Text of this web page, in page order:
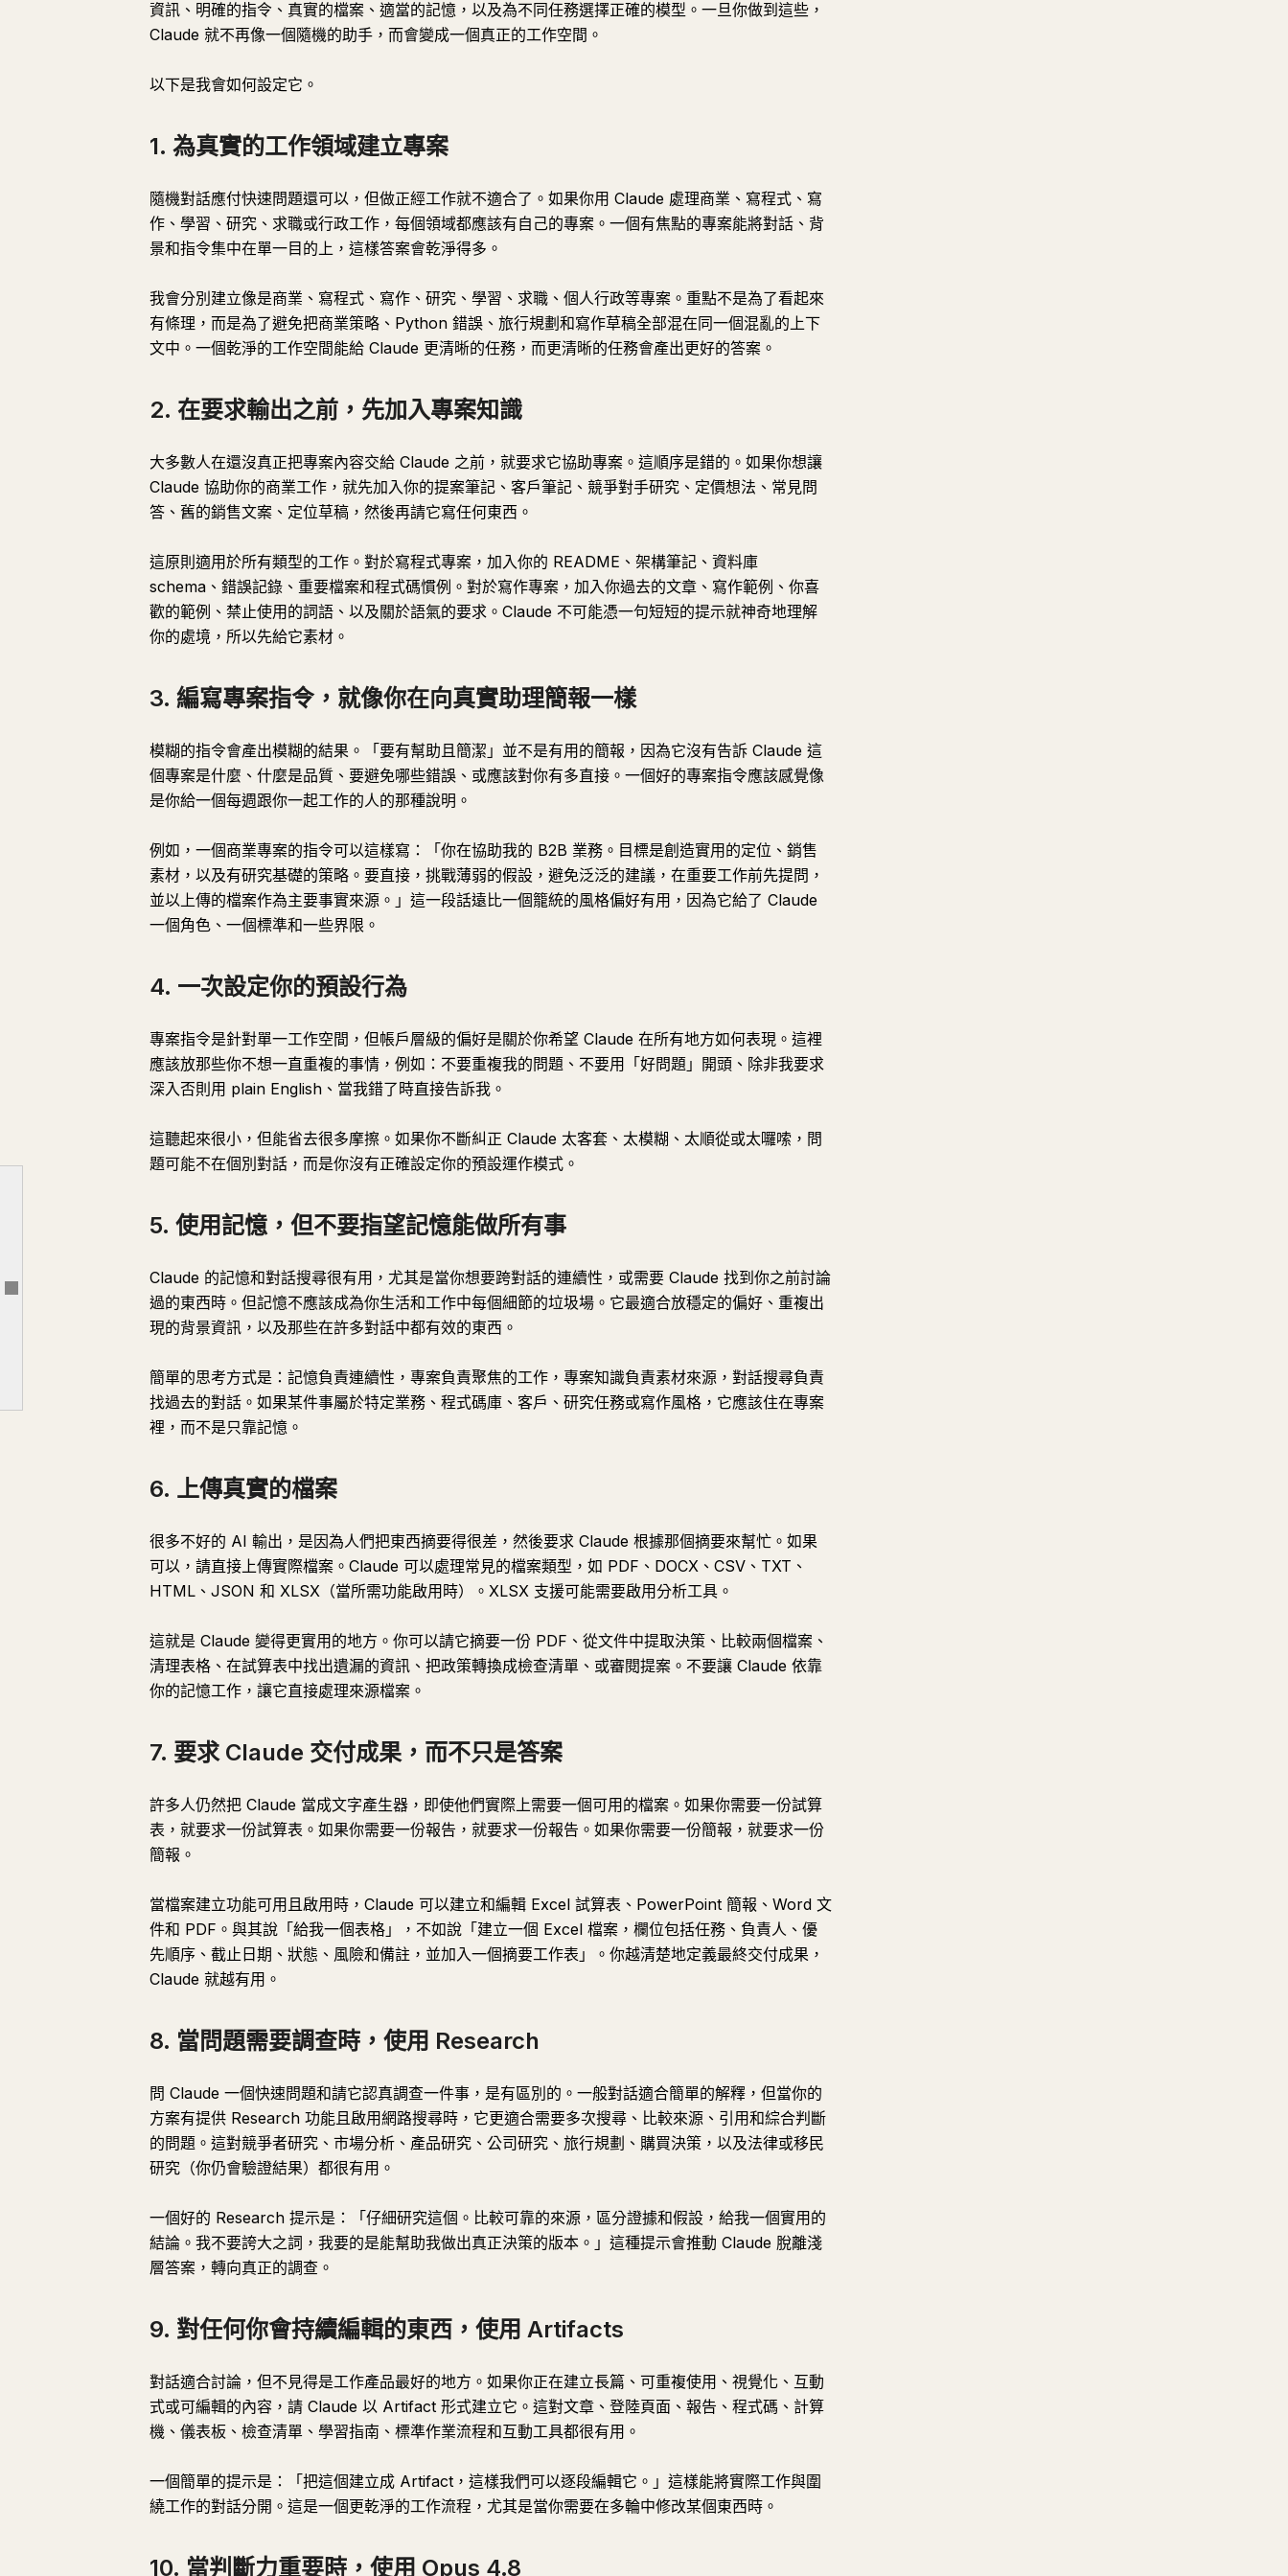
文章大綱
1. 為真實的工作領域建立專案
2. 在要求輸出之前，先加入專案知識
4. 一次設定你的預設行為
5. 使用記憶，但不要指望記憶能做所有事
7. 要求 Claude 交付成果，而不只是答案
8. 當問題需要調查時，使用 Research
9. 對任何你會持續編輯的東西，使用 Artifacts
10. 當判斷力重要時，使用 Opus 4.8
12. 使用 Claude Code 進行真正的開發工作
13. 對重複性工作使用技能
15. 強迫 Claude 區分事實、假設和意見
17. 在重要工作前使用一個主提示
資訊、明確的指令、真實的檔案、適當的記憶，以及為不同任務選擇正確的模型。一旦你做到這些，
Claude 就不再像一個隨機的助手，而會變成一個真正的工作空間。
以下是我會如何設定它。
1. 為真實的工作領域建立專案
隨機對話應付快速問題還可以，但做正經工作就不適合了。如果你用 Claude 處理商業、寫程式、寫
作、學習、研究、求職或行政工作，每個領域都應該有自己的專案。一個有焦點的專案能將對話、背
景和指令集中在單一目的上，這樣答案會乾淨得多。
我會分別建立像是商業、寫程式、寫作、研究、學習、求職、個人行政等專案。重點不是為了看起來
有條理，而是為了避免把商業策略、Python 錯誤、旅行規劃和寫作草稿全部混在同一個混亂的上下
文中。一個乾淨的工作空間能給 Claude 更清晰的任務，而更清晰的任務會產出更好的答案。
2. 在要求輸出之前，先加入專案知識
大多數人在還沒真正把專案內容交給 Claude 之前，就要求它協助專案。這順序是錯的。如果你想讓
Claude 協助你的商業工作，就先加入你的提案筆記、客戶筆記、競爭對手研究、定價想法、常見問
答、舊的銷售文案、定位草稿，然後再請它寫任何東西。
這原則適用於所有類型的工作。對於寫程式專案，加入你的 README、架構筆記、資料庫
schema、錯誤記錄、重要檔案和程式碼慣例。對於寫作專案，加入你過去的文章、寫作範例、你喜
歡的範例、禁止使用的詞語、以及關於語氣的要求。Claude 不可能憑一句短短的提示就神奇地理解
你的處境，所以先給它素材。
3. 編寫專案指令，就像你在向真實助理簡報一樣
模糊的指令會產出模糊的結果。「要有幫助且簡潔」並不是有用的簡報，因為它沒有告訴 Claude 這
個專案是什麼、什麼是品質、要避免哪些錯誤、或應該對你有多直接。一個好的專案指令應該感覺像
是你給一個每週跟你一起工作的人的那種說明。
例如，一個商業專案的指令可以這樣寫：「你在協助我的 B2B 業務。目標是創造實用的定位、銷售
素材，以及有研究基礎的策略。要直接，挑戰薄弱的假設，避免泛泛的建議，在重要工作前先提問，
並以上傳的檔案作為主要事實來源。」這一段話遠比一個籠統的風格偏好有用，因為它給了 Claude
一個角色、一個標準和一些界限。
4. 一次設定你的預設行為
專案指令是針對單一工作空間，但帳戶層級的偏好是關於你希望 Claude 在所有地方如何表現。這裡
應該放那些你不想一直重複的事情，例如：不要重複我的問題、不要用「好問題」開頭、除非我要求
深入否則用 plain English、當我錯了時直接告訴我。
這聽起來很小，但能省去很多摩擦。如果你不斷糾正 Claude 太客套、太模糊、太順從或太囉嗦，問
題可能不在個別對話，而是你沒有正確設定你的預設運作模式。
5. 使用記憶，但不要指望記憶能做所有事
Claude 的記憶和對話搜尋很有用，尤其是當你想要跨對話的連續性，或需要 Claude 找到你之前討論
過的東西時。但記憶不應該成為你生活和工作中每個細節的垃圾場。它最適合放穩定的偏好、重複出
現的背景資訊，以及那些在許多對話中都有效的東西。
簡單的思考方式是：記憶負責連續性，專案負責聚焦的工作，專案知識負責素材來源，對話搜尋負責
找過去的對話。如果某件事屬於特定業務、程式碼庫、客戶、研究任務或寫作風格，它應該住在專案
裡，而不是只靠記憶。
6. 上傳真實的檔案
很多不好的 AI 輸出，是因為人們把東西摘要得很差，然後要求 Claude 根據那個摘要來幫忙。如果
可以，請直接上傳實際檔案。Claude 可以處理常見的檔案類型，如 PDF、DOCX、CSV、TXT、
HTML、JSON 和 XLSX（當所需功能啟用時）。XLSX 支援可能需要啟用分析工具。
這就是 Claude 變得更實用的地方。你可以請它摘要一份 PDF、從文件中提取決策、比較兩個檔案、
清理表格、在試算表中找出遺漏的資訊、把政策轉換成檢查清單、或審閱提案。不要讓 Claude 依靠
你的記憶工作，讓它直接處理來源檔案。
7. 要求 Claude 交付成果，而不只是答案
許多人仍然把 Claude 當成文字產生器，即使他們實際上需要一個可用的檔案。如果你需要一份試算
表，就要求一份試算表。如果你需要一份報告，就要求一份報告。如果你需要一份簡報，就要求一份
簡報。
當檔案建立功能可用且啟用時，Claude 可以建立和編輯 Excel 試算表、PowerPoint 簡報、Word 文
件和 PDF。與其說「給我一個表格」，不如說「建立一個 Excel 檔案，欄位包括任務、負責人、優
先順序、截止日期、狀態、風險和備註，並加入一個摘要工作表」。你越清楚地定義最終交付成果，
Claude 就越有用。
8. 當問題需要調查時，使用 Research
問 Claude 一個快速問題和請它認真調查一件事，是有區別的。一般對話適合簡單的解釋，但當你的
方案有提供 Research 功能且啟用網路搜尋時，它更適合需要多次搜尋、比較來源、引用和綜合判斷
的問題。這對競爭者研究、市場分析、產品研究、公司研究、旅行規劃、購買決策，以及法律或移民
研究（你仍會驗證結果）都很有用。
一個好的 Research 提示是：「仔細研究這個。比較可靠的來源，區分證據和假設，給我一個實用的
結論。我不要誇大之詞，我要的是能幫助我做出真正決策的版本。」這種提示會推動 Claude 脫離淺
層答案，轉向真正的調查。
9. 對任何你會持續編輯的東西，使用 Artifacts
對話適合討論，但不見得是工作產品最好的地方。如果你正在建立長篇、可重複使用、視覺化、互動
式或可編輯的內容，請 Claude 以 Artifact 形式建立它。這對文章、登陸頁面、報告、程式碼、計算
機、儀表板、檢查清單、學習指南、標準作業流程和互動工具都很有用。
一個簡單的提示是：「把這個建立成 Artifact，這樣我們可以逐段編輯它。」這樣能將實際工作與圍
繞工作的對話分開。這是一個更乾淨的工作流程，尤其是當你需要在多輪中修改某個東西時。
10. 當判斷力重要時，使用 Opus 4.8